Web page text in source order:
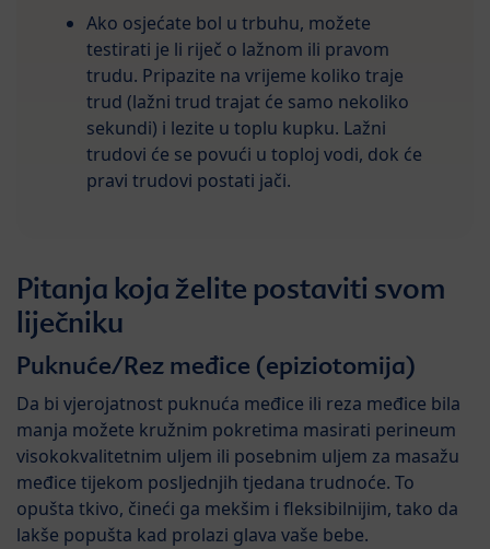
Ako osjećate bol u trbuhu, možete
testirati je li riječ o lažnom ili pravom
trudu. Pripazite na vrijeme koliko traje
trud (lažni trud trajat će samo nekoliko
sekundi) i lezite u toplu kupku. Lažni
trudovi će se povući u toploj vodi, dok će
pravi trudovi postati jači.
Pitanja koja želite postaviti svom
liječniku
Puknuće/Rez međice (epiziotomija)
Da bi vjerojatnost puknuća međice ili reza međice bila
manja možete kružnim pokretima masirati perineum
visokokvalitetnim uljem ili posebnim uljem za masažu
međice tijekom posljednjih tjedana trudnoće. To
opušta tkivo, čineći ga mekšim i fleksibilnijim, tako da
lakše popušta kad prolazi glava vaše bebe.